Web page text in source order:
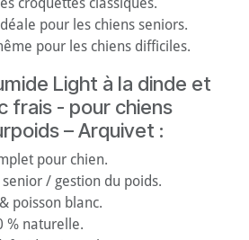
pour les chiens seniors.
pour les chiens difficiles.
Light à la dinde et
frais - pour chiens
– Arquivet :
pour chien.
senior / gestion du poids.
poisson blanc.
% naturelle.